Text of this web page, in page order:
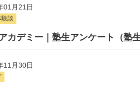
01月21日
験談
カデミー｜塾生アンケート（塾
11月30日